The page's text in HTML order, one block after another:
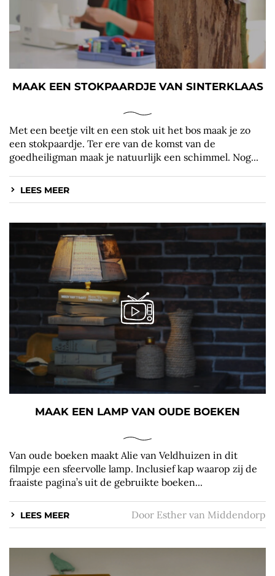
MAAK EEN STOKPAARDJE VAN SINTERKLAAS
Met een beetje vilt en een stok uit het bos maak je zo
een stokpaardje. Ter ere van de komst van de
goedheiligman maak je natuurlijk een schimmel. Nog...
LEES MEER
MAAK EEN LAMP VAN OUDE BOEKEN
Van oude boeken maakt Alie van Veldhuizen in dit
filmpje een sfeervolle lamp. Inclusief kap waarop zij de
fraaiste pagina’s uit de gebruikte boeken...
LEES MEER Door Esther van Middendorp